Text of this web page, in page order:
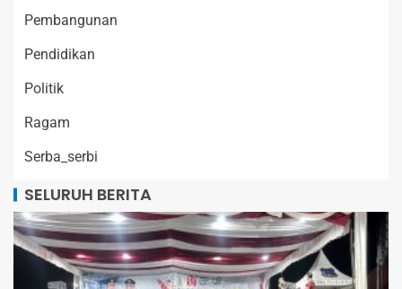
Pembangunan
Pendidikan
Politik
Ragam
Serba_serbi
SELURUH BERITA